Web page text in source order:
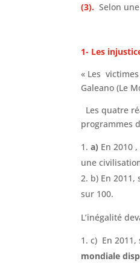
(3).Selon
1- Les
« Les
Galeano (Le
Les quatre
programmes
a) En 2010 ,
une
b) En 2011,
sur 100.
L’inégalité
c) En 2011,
mondiale